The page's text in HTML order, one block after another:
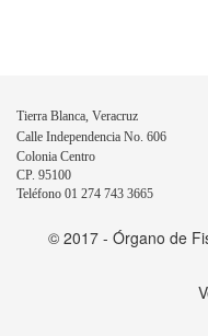
Tierra Blanca, Veracruz
Calle Independencia No. 606
Colonia Centro
CP. 95100
Teléfono 01 274 743 3665
© 2017 - Órgano de